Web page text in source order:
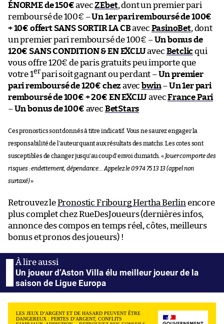
ÉNORME de 150€avecZEbet, dont un premier pari
remboursé de 100€ –Un 1er pari remboursé de 100€
+ 10€ offert SANS SORTIR LA CBavec PasinoBet, dont
un premier pari remboursé de 100€ –Un bonus de
120€ SANS CONDITION & EN EXCLUavec Betclicqui
vous offre 120€ de paris gratuits peu importe que
votre 1erpari soit gagnant ou perdant –Un premier
pari remboursé de 120€ chez avecbwin–Un 1er pari
remboursé de 100€ + 20€ EN EXCLUavecFrance Pari
–Un bonus de 100€ avec BetStars
Ces pronostics sont donnés à titre indicatif. Vous ne saurez engager la
responsabilité de l’auteur quant aux résultats des matchs. Les cotes sont
susceptibles de changer jusqu’au coup d’envoi du match. « Jouer comporte des
risques : endettement, dépendance… Appelez le 09 74 75 13 13 (appel non
surtaxé)»
Retrouvez lePronostic Fribourg Hertha Berlin encore
plus complet chez RueDesJoueurs (dernières infos,
annonce des compos en temps réel, côtes, meilleurs
bonus et pronos des joueurs) !
Un joueur d’Aston Villa élu meilleur joueur de la
saison de Ligue Europa
LES JEUX D’ARGENT ET DE HASARD PEUVENT ÊTRE
DANGEREUX : PERTES D’ARGENT, CONFLITS